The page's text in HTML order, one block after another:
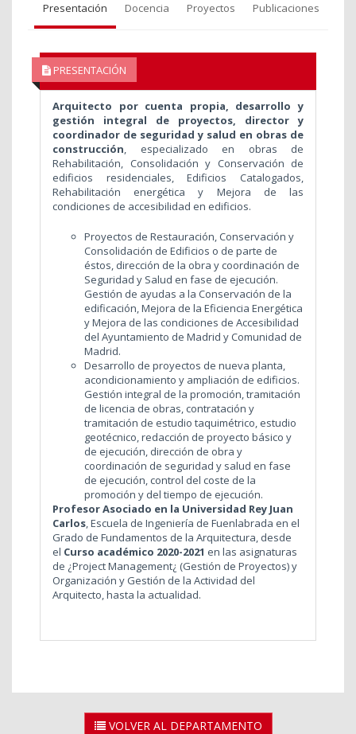
Presentación Docencia Proyectos Publicaciones
PRESENTACIÓN
Arquitecto por cuenta propia, desarrollo y
gestión integral de proyectos, director y
coordinador de seguridad y salud en obras de
construcción, especializado en obras de
Rehabilitación, Consolidación y Conservación de
edificios residenciales, Edificios Catalogados,
Rehabilitación energética y Mejora de las
condiciones de accesibilidad en edificios.
Proyectos de Restauración, Conservación y
Consolidación de Edificios o de parte de
éstos, dirección de la obra y coordinación de
Seguridad y Salud en fase de ejecución.
Gestión de ayudas a la Conservación de la
edificación, Mejora de la Eficiencia Energética
y Mejora de las condiciones de Accesibilidad
del Ayuntamiento de Madrid y Comunidad de
Madrid.
Desarrollo de proyectos de nueva planta,
acondicionamiento y ampliación de edificios.
Gestión integral de la promoción, tramitación
de licencia de obras, contratación y
tramitación de estudio taquimétrico, estudio
geotécnico, redacción de proyecto básico y
de ejecución, dirección de obra y
coordinación de seguridad y salud en fase
de ejecución, control del coste de la
promoción y del tiempo de ejecución.
Profesor Asociado en la Universidad Rey Juan
Carlos, Escuela de Ingeniería de Fuenlabrada en el
Grado de Fundamentos de la Arquitectura, desde
el Curso académico 2020-2021 en las asignaturas
de ¿Project Management¿ (Gestión de Proyectos) y
Organización y Gestión de la Actividad del
Arquitecto, hasta la actualidad.
VOLVER AL DEPARTAMENTO